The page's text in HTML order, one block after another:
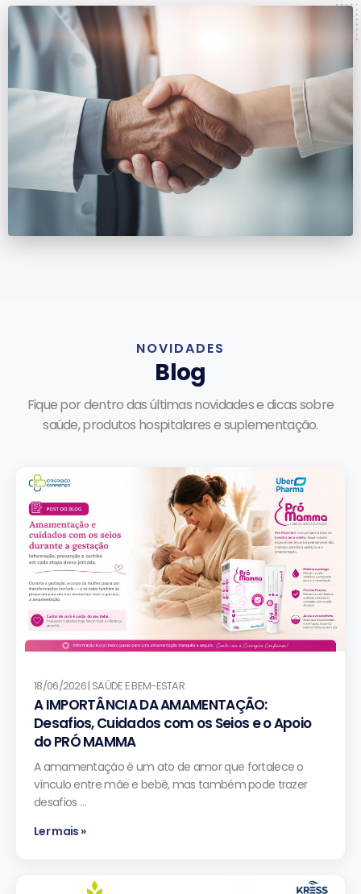
NOVIDADES
Blog
Fique por dentro das últimas novidades e dicas sobre
saúde, produtos hospitalares e suplementação.
18/06/2026 | SAÚDE E BEM-ESTAR
A IMPORTÂNCIA DA AMAMENTAÇÃO:
Desafios, Cuidados com os Seios e o Apoio
do PRÓ MAMMA
A amamentação é um ato de amor que fortalece o
vínculo entre mãe e bebê, mas também pode trazer
desafios …
Ler mais »